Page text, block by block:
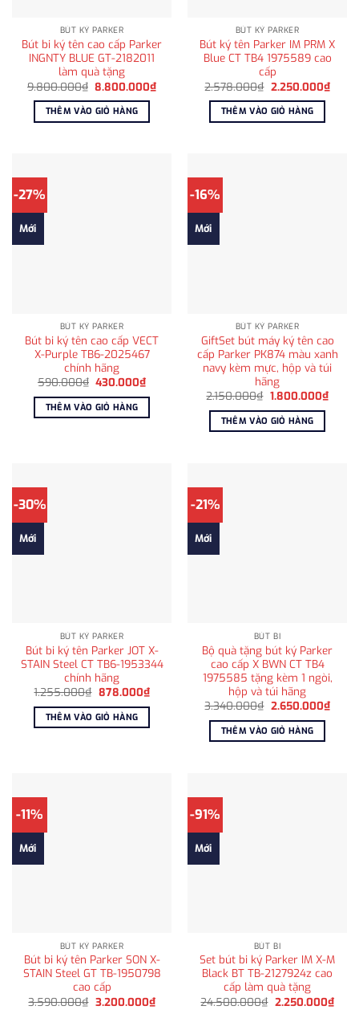
BÚT KÝ PARKER
Bút bi ký tên cao cấp Parker
INGNTY BLUE GT-2182011
làm quà tặng
9.800.000₫ Giá
là:
9.800.000₫.
8.800.000₫Giá
hiện
8.800.000₫.
THÊM VÀO GIỎ HÀNG
BÚT KÝ PARKER
Bút ký tên Parker IM PRM X
Blue CT TB4 1975589 cao
cấp
2.578.000₫ Giá
là:
2.578.000₫.
2.250.000₫Giá
hiện
THÊM VÀO GIỎ HÀNG
-27%
Mới
BÚT KÝ PARKER
Bút bi ký tên cao cấp VECT
X-Purple TB6-2025467
chính hãng
590.000₫ Giá
là:
590.000₫.
430.000₫Giá
hiện
tại
430.000₫.
THÊM VÀO GIỎ HÀNG
-16%
Mới
BÚT KÝ PARKER
GiftSet bút máy ký tên cao
cấp Parker PK874 màu xanh
navy kèm mực, hộp và túi
hãng
2.150.000₫ Giá
là:
2.150.000₫.
1.800.000₫Giá
hiện
THÊM VÀO GIỎ HÀNG
-30%
Mới
BÚT KÝ PARKER
Bút bi ký tên Parker JOT X-
STAIN Steel CT TB6-1953344
chính hãng
1.255.000₫ Giá
là:
1.255.000₫.
878.000₫Giá
hiện
878.000₫.
THÊM VÀO GIỎ HÀNG
-21%
Mới
BÚT BI
Bộ quà tặng bút ký Parker
cao cấp X BWN CT TB4
1975585 tặng kèm 1 ngòi,
hộp và túi hãng
3.340.000₫ Giá
là:
3.340.000₫.
2.650.000₫Giá
hiện
THÊM VÀO GIỎ HÀNG
-11%
Mới
BÚT KÝ PARKER
Bút bi ký tên Parker SON X-
STAIN Steel GT TB-1950798
cao cấp
3.590.000₫ Giá
3.200.000₫Giá
-91%
Mới
BÚT BI
Set bút bi ký Parker IM X-M
Black BT TB-2127924z cao
cấp làm quà tặng
24.500.000₫ Giá
2.250.000₫Giá